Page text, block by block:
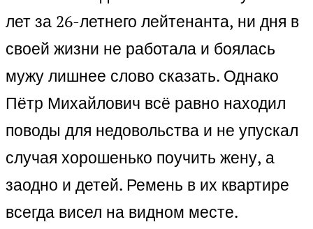
лет за 26-летнего лейтенанта, ни дня в
своей жизни не работала и боялась
мужу лишнее слово сказать. Однако
Пётр Михайлович всё равно находил
поводы для недовольства и не упускал
случая хорошенько поучить жену, а
заодно и детей. Ремень в их квартире
всегда висел на видном месте.